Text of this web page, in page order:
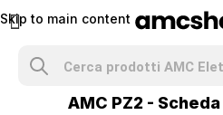
Skip to main content
AMC PZ2 -